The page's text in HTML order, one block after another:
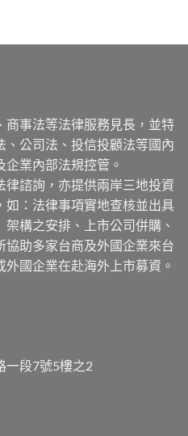
商事法等法律服務見長，並特
、公司法、投信投顧法等國內
業內部法規控管。
律諮詢，亦提供兩岸三地投資
如：法律事項實地查核並出具
構之安排、上市公司併購、
助多家台商及外國企業來台
外國企業在赴海外上市募資。
一段7號5樓之2